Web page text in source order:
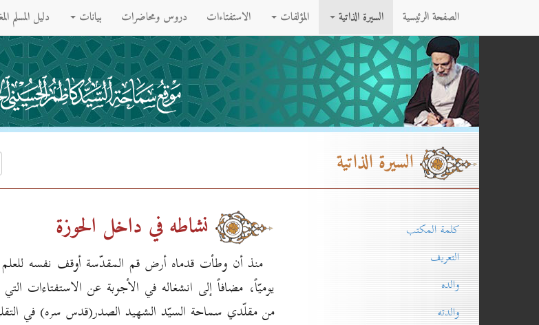
الصفحة الرئيسية السيرة الذاتية المؤلفات الاستفتاءات دروس ومحاضرات بيانات دليل المسلم
السيرة الذاتية
نشاطه في داخل الحوزة
منذ أن وطأت قدماه أرض قم المقدّسة أوقف نفسه
يوميّاً، مضافاً إلى انشغاله في الأجوبة عن الاستفتاءات
من مقلّدي سماحة السيّد الشهيد الصدر(قدس سره) في
كلمة المكتب
التعريف
والده
والدته